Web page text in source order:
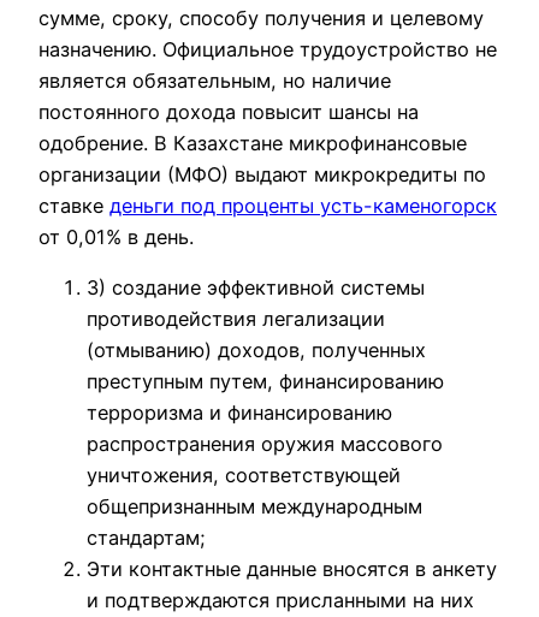
сумме, сроку, способу получения и целевому
назначению. Официальное трудоустройство не
является обязательным, но наличие
постоянного дохода повысит шансы на
одобрение. В Казахстане микрофинансовые
организации (МФО) выдают микрокредиты по
ставке деньги под проценты усть-каменогорск
от 0,01% в день.
3) создание эффективной системы
противодействия легализации
(отмыванию) доходов, полученных
преступным путем, финансированию
терроризма и финансированию
распространения оружия массового
уничтожения, соответствующей
общепризнанным международным
стандартам;
Эти контактные данные вносятся в анкету
и подтверждаются присланными на них